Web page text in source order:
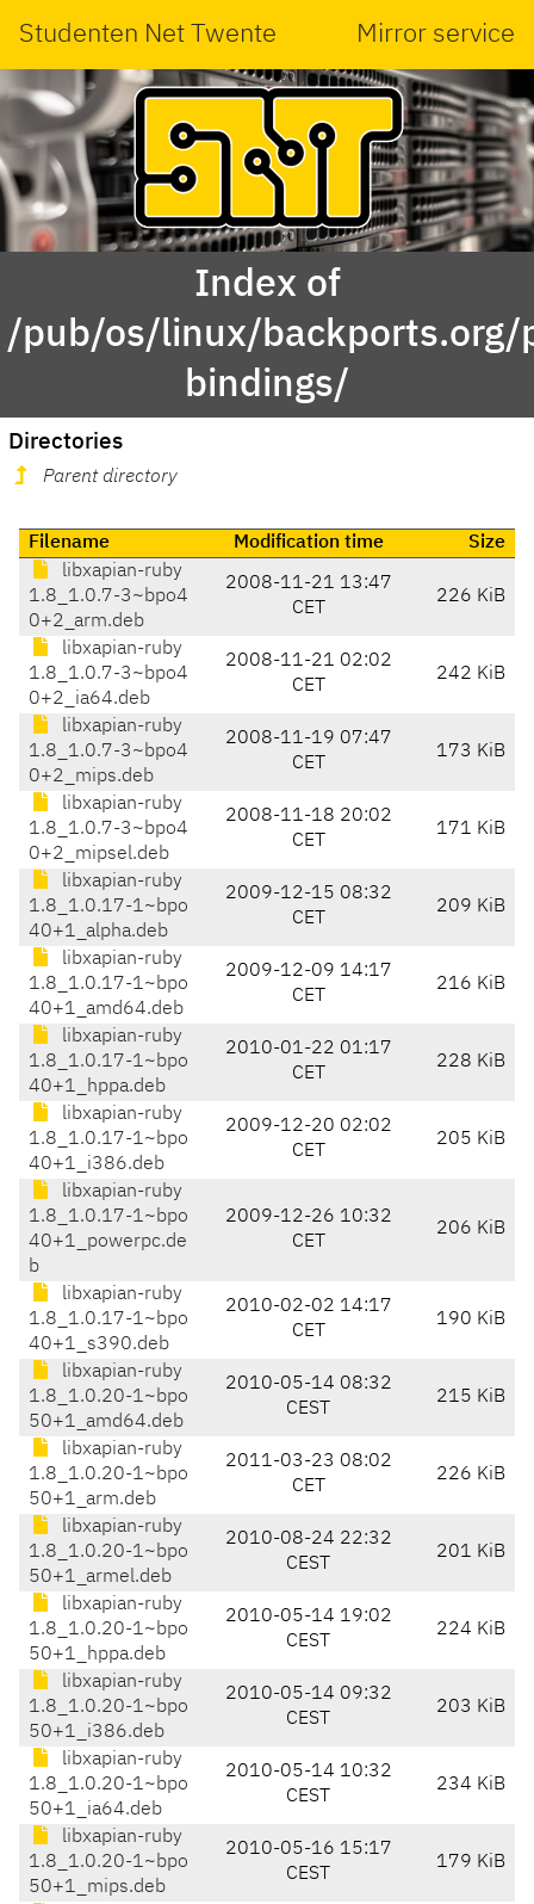
Studenten Net Twente Mirror service
Index of
/pub/os/linux/
bindings/
Directories
Parent directory
Filename Modification time
Size
libxapian-ruby
1.8_1.0.7-3~bpo4
0+2_arm.deb
2008-11-21 13:47
CET
226 KiB
libxapian-ruby
1.8_1.0.7-3~bpo4
0+2_ia64.deb
2008-11-21 02:02
CET
242 KiB
libxapian-ruby
1.8_1.0.7-3~bpo4
0+2_mips.deb
2008-11-19 07:47
CET
173 KiB
libxapian-ruby
1.8_1.0.7-3~bpo4
0+2_mipsel.deb
2008-11-18 20:02
CET
171 KiB
libxapian-ruby
1.8_1.0.17-1~bpo
40+1_alpha.deb
2009-12-15 08:32
CET
209 KiB
libxapian-ruby
1.8_1.0.17-1~bpo
40+1_amd64.deb
2009-12-09 14:17
CET
216 KiB
libxapian-ruby
1.8_1.0.17-1~bpo
40+1_hppa.deb
2010-01-22 01:17
CET
228 KiB
libxapian-ruby
1.8_1.0.17-1~bpo
40+1_i386.deb
2009-12-20 02:02
CET
205 KiB
libxapian-ruby
1.8_1.0.17-1~bpo
40+1_powerpc.de
b
2009-12-26 10:32
CET
206 KiB
libxapian-ruby
1.8_1.0.17-1~bpo
40+1_s390.deb
2010-02-02 14:17
CET
190 KiB
libxapian-ruby
1.8_1.0.20-1~bpo
50+1_amd64.deb
2010-05-14 08:32
CEST
215 KiB
libxapian-ruby
1.8_1.0.20-1~bpo
50+1_arm.deb
2011-03-23 08:02
CET
226 KiB
libxapian-ruby
1.8_1.0.20-1~bpo
50+1_armel.deb
2010-08-24 22:32
CEST
201 KiB
libxapian-ruby
1.8_1.0.20-1~bpo
50+1_hppa.deb
2010-05-14 19:02
CEST
224 KiB
libxapian-ruby
1.8_1.0.20-1~bpo
50+1_i386.deb
2010-05-14 09:32
CEST
203 KiB
libxapian-ruby
1.8_1.0.20-1~bpo
50+1_ia64.deb
2010-05-14 10:32
CEST
234 KiB
libxapian-ruby
1.8_1.0.20-1~bpo
50+1_mips.deb
2010-05-16 15:17
CEST
179 KiB